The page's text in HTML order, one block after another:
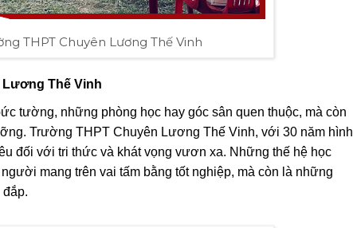
THPT Chuyên Lương Thế Vinh
Lương Thế Vinh
tường, những phòng học hay góc sân quen thuộc, mà còn
Trường THPT Chuyên Lương Thế Vinh, với 30 năm hình
đối với tri thức và khát vọng vươn xa. Những thế hệ học
mang trên vai tấm bằng tốt nghiệp, mà còn là những